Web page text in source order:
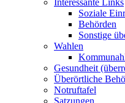
Interessante Links
Soziale
Behörden
Sonstige
Wahlen
Gesundheit
Überörtliche
Notruftafel
Satzungen